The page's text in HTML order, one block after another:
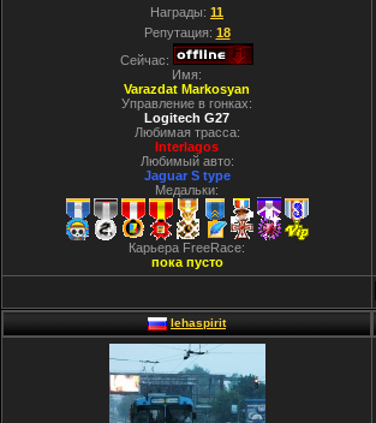
Награды: 11
Репутация: 18
Сейчас:
Имя:
Varazdat Markosyan
Управление в гонках:
Logitech G27
Любимая трасса:
Interlagos
Любимый авто:
Jaguar S type
Медальки:
Карьера FreeRace:
пока пусто
lehaspirit